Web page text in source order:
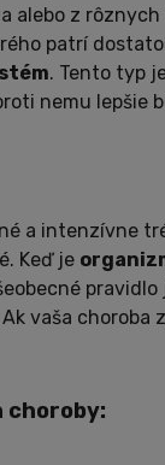
z
patrí
. Tento typ
nemu lepšie
a intenzívne
Keď je
Ak vaša choroba